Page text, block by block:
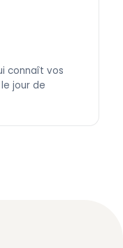
connaît vos
jour de